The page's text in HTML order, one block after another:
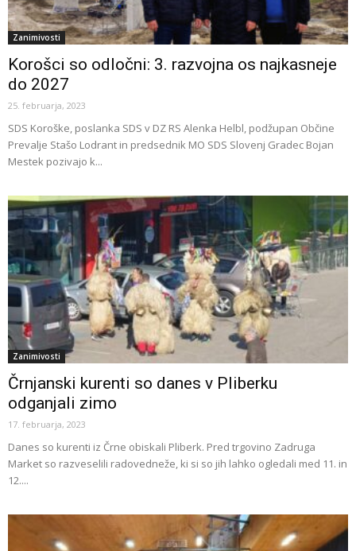
Zanimivosti
Korošci so odločni: 3. razvojna os najkasneje
do 2027
25. februarja, 2023
SDS Koroške, poslanka SDS v DZ RS Alenka Helbl, podžupan Občine
Prevalje Stašo Lodrant in predsednik MO SDS Slovenj Gradec Bojan
Mestek pozivajo k...
Zanimivosti
Črnjanski kurenti so danes v Pliberku
odganjali zimo
17. februarja, 2023
Danes so kurenti iz Črne obiskali Pliberk. Pred trgovino Zadruga
Market so razveselili radovedneže, ki si so jih lahko ogledali med 11. in
12....